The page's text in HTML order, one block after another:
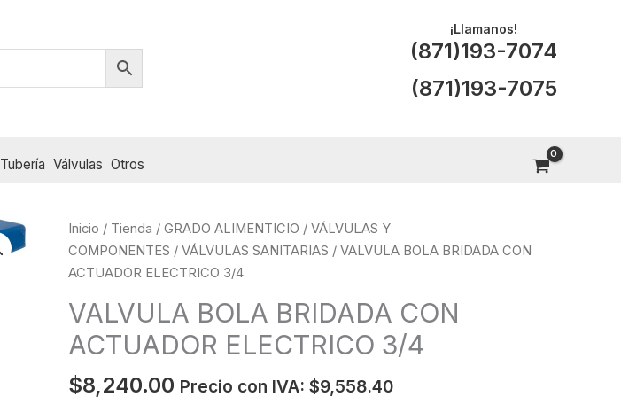
¡Llamanos!
(871)193-7074
(871)193-7075
Tubería Válvulas Otros
Inicio / Tienda / GRADO ALIMENTICIO / VÁLVULAS Y
COMPONENTES / VÁLVULAS SANITARIAS / VALVULA BOLA BRIDADA CON
ACTUADOR ELECTRICO 3/4
VALVULA BOLA BRIDADA CON
ACTUADOR ELECTRICO 3/4
$8,240.00 Precio con IVA: $9,558.40